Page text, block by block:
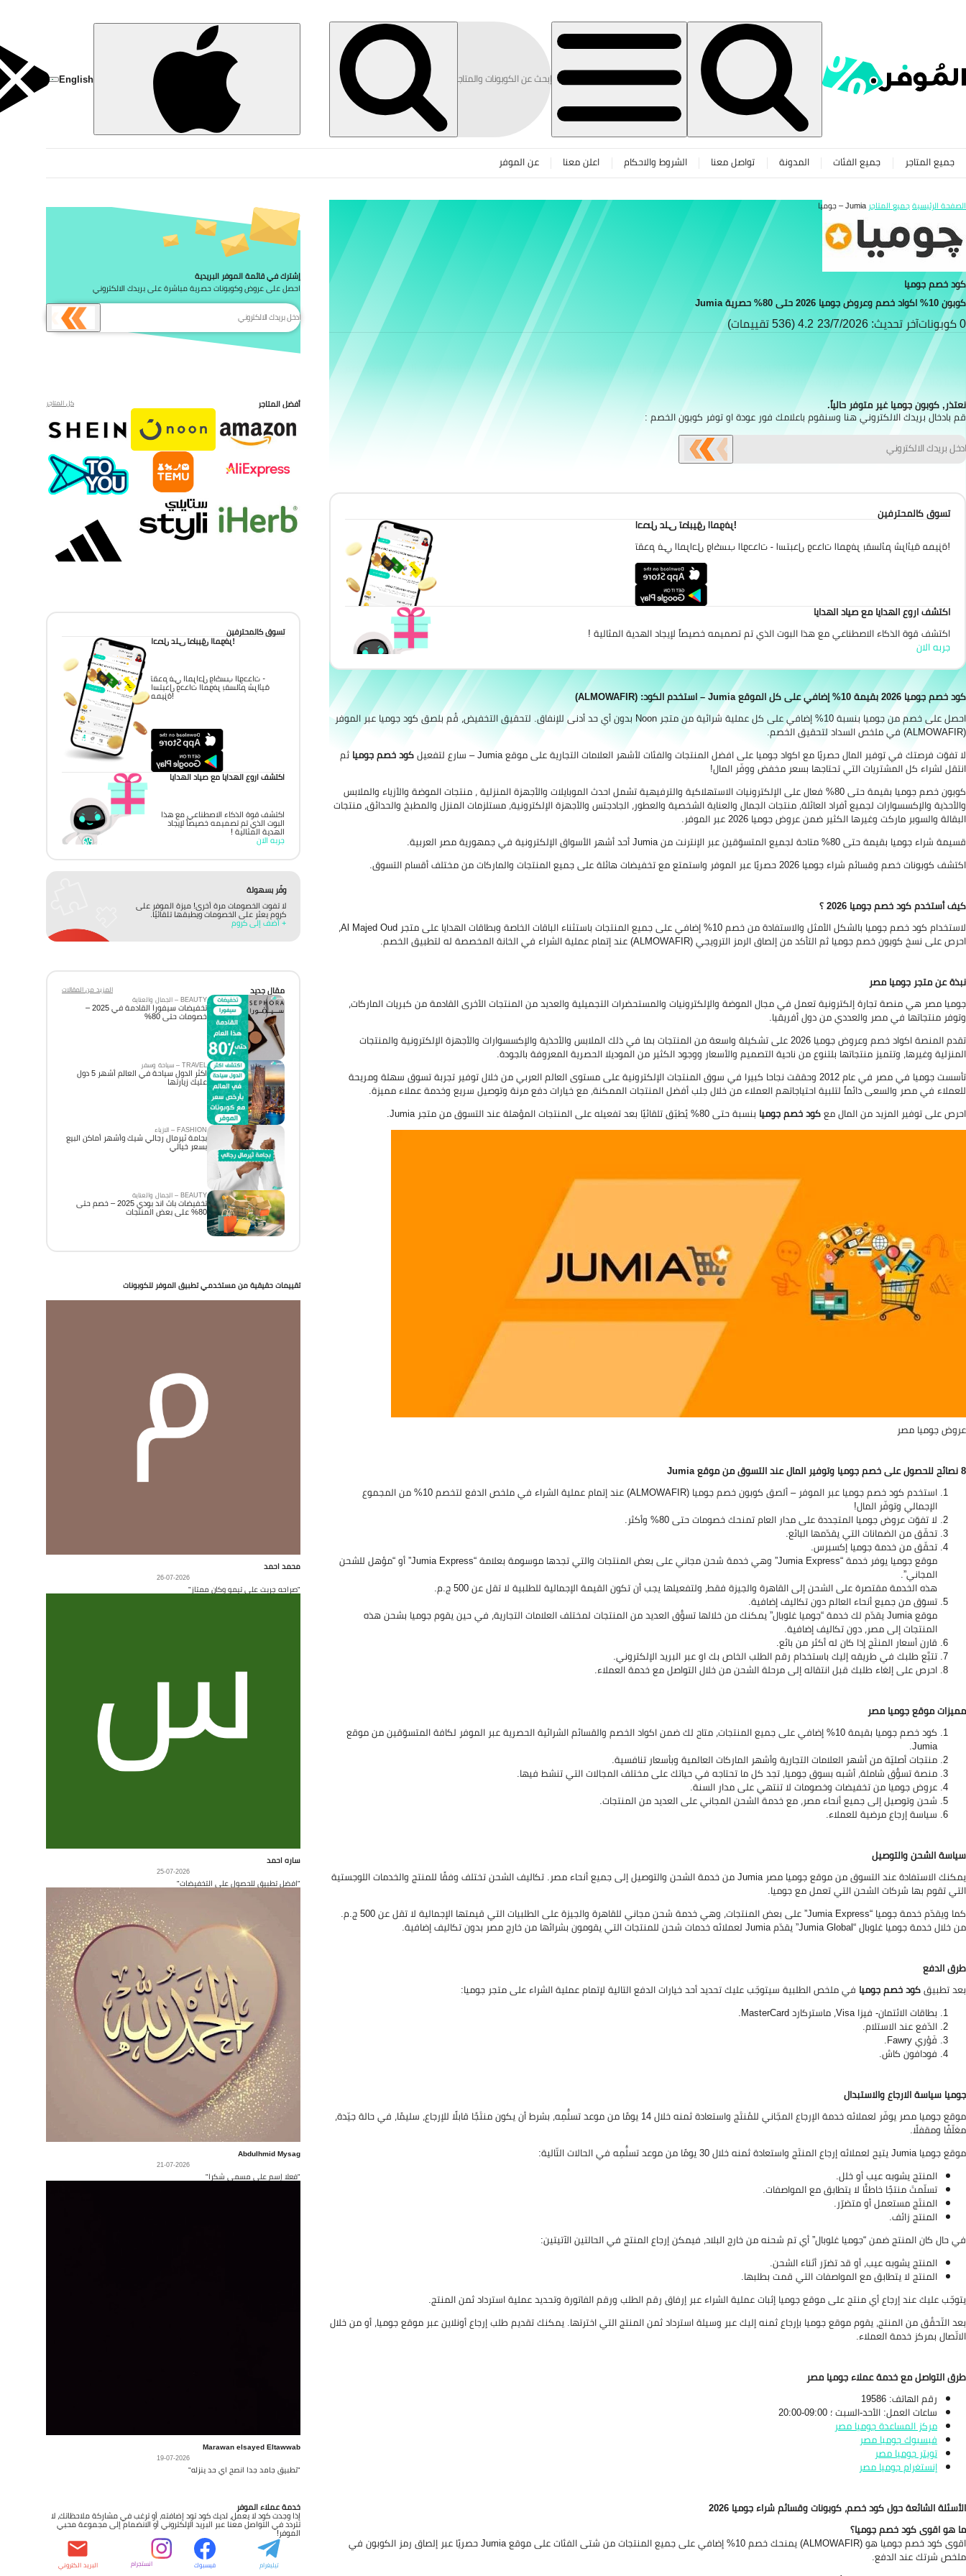
English
جميع المتاجر جميع الفئات المدونة تواصل معنا الشروط والاحكام اعلن معنا عن الموفر
كود خصم جوميا
كوبون 10% اكواد خصم وعروض جوميا 2026 حتى 80% حصرية Jumia
0 كوبونات آخر تحديث: 23/7/2026 4.2 (536 تقييمات)
كود خصم جوميا يتيح لك الاستفادة من خصم 10% إضافي على جميع المنتجات من شتى الفئات على موقع Jumia يشمل المنتجات المخفضة - ألصق كوبون خصم
نعتذر, كوبون جوميا غير متوفر حالياً.
قم بادخال بريدك الالكتروني هنا وسنقوم باعلامك فور عودة او توفر كوبون الخصم :
الصفحة الرئيسيةجميع المتاجر Jumia – جوميا
تسوق كالمحترفين
احصل على تطبيق الموفر!
تقدم في المراحل واكسب الوحدات - استبدل وحدات الموفر بقسائم شرائية مميزة!
اكتشف اروع الهدايا مع صياد الهدايا
اكتشف قوة الذكاء الاصطناعي مع هذا البوت الذي تم تصميمه خصيصاً لإيجاد الهدية المثالية !
جربه الان
كود خصم جوميا 2026 بقيمة 10% إضافي على كل الموقع Jumia – استخدم الكود: (ALMOWAFIR)
احصل على خصم من جوميا بنسبة 10% إضافي على كل عملية شرائية من متجر Noon بدون أي حد أدنى للإنفاق. لتحقيق التخفيض، قُم بلصق كود جوميا عبر الموفر
(ALMOWAFIR) في ملخص السداد لتحقيق الخصم.
لا تفوّت فرصتك في توفير المال حصريًا مع اكواد جوميا على افضل المنتجات والفئات لأشهر العلامات التجارية على موقع Jumia – سارع لتفعيل
كود خصم جوميا ثم
انتقل لشراء كل المشتريات التي تحتاجها بسعر مخفض ووفّر المال!
كوبون خصم جوميا بقيمة حتى 80% فعال على الإلكترونيات الاستهلاكية والترفيهية تشمل احدث الموبايلات والأجهزة المنزلية ، منتجات الموضة والأزياء والملابس
والأحذية والإكسسوارات لجميع أفراد العائلة، منتجات الجمال والعناية الشخصية والعطور، الجادجتس والأجهزة الإلكترونية، مستلزمات المنزل والمطبخ والحدائق، منتجات
البقالة والسوبر ماركت وغيرها الكثير ضمن عروض جوميا 2026 عبر الموفر.
قسيمة شراء جوميا بقيمة حتى 80% متاحة لجميع المتسوّقين عبر الإنترنت من Jumia أحد أشهر الأسواق الإلكترونية في جمهورية مصر العربية.
اكتشف كوبونات خصم وقسائم شراء جوميا 2026 حصريًا عبر الموفر واستمتع مع تخفيضات هائلة على جميع المنتجات والماركات من مختلف أقسام التسوق.
كيف أستخدم كود خصم جوميا 2026 ؟
لاستخدام كود خصم جوميا بالشكل الأمثل والاستفادة من خصم 10% إضافي على جميع المنتجات باستثناء الباقات الخاصة وبطاقات الهدايا على متجر Al Majed Oud،
احرص على نسخ كوبون خصم جوميا ثم التأكد من إلصاق الرمز الترويجي (ALMOWAFIR) عند إتمام عملية الشراء في الخانة المخصصة له لتطبيق الخصم.
نبذة عن متجر جوميا مصر
جوميا مصر هي منصة تجارة إلكترونية تعمل في مجال الموضة والإلكترونيات والمستحضرات التجميلية والعديد من المنتجات الأخرى القادمة من كبريات الماركات،
وتوفر منتجاتها في مصر والعددي من دول أفريقيا.
تقدم المنصة اكواد خصم وعروض جوميا 2026 على تشكيلة واسعة من المنتجات بما في ذلك الملابس والأحذية والإكسسوارات والأجهزة الإلكترونية والمنتجات
المنزلية وغيرها، وتتميز منتجاتها بلتنوع من ناحية التصميم والأسعار ووجود الكثير من الموديلا الحصرية المعروفة بالجودة.
تأسست جوميا في مصر في عام 2012 وحققت نجاحا كبيرا في سوق المنتجات الإلكترونية على مستوى العالم العربي من خلال توفير تجربة تسوق سهلة ومريحة
للعملاء في مصر والسعى دائماً لتلبية احتياجاتهم العملاء من خلال جلب أفضل المنتجات الممكنة، مع خيارات دفع مرنة وتوصيل سريع وخدمة عملاء مميزة.
احرص على توفير المزيد من المال معكود خصم جوميا بنسبة حتى 80% يُطبّق تلقائيًا بعد تفعيله على المنتجات المؤهلة عند التسوق من متجر Jumia.
عروض جوميا مصر
8 نصائح للحصول على خصم جوميا وتوفير المال عند التسوق من موقع Jumia
استخدم كود خصم جوميا عبر الموفر – ألصق كوبون خصم جوميا (ALMOWAFIR) عند إتمام عملية الشراء في ملخص الدفع لتخصم 10% من المجموع
الإجمالي وتوفّر المال!
لا تفوّت عروض جوميا المتجددة على مدار العام تمنحك خصومات حتى 80% وأكثر.
تحقّق من الضمانات التي يقدّمها البائع.
تحقّق من خدمة جوميا إكسبرس.
موقع جوميا يوفر خدمة “Jumia Express” وهي خدمة شحن مجاني على بعض المنتجات والتي تجدها موسومة بعلامة “Jumia Express” أو “مؤهل للشحن
المجاني”.
هذه الخدمة مقتصرة على الشحن إلى القاهرة والجيزة فقط، ولتفعيلها يجب أن تكون القيمة الإجمالية للطلبية لا تقل عن 500 ج.م.
تسوَق من جميع أنحاء العالم دون تكاليف إضافية.
موقع Jumia يقدّم لك خدمة “جوميا غلوبال” يمكنك من خلالها تسوُّق العديد من المنتجات لمختلف العلامات التجارية، في حين يقوم جوميا بشحن هذه
المنتجات إلى مصر، دون تكاليف إضافية.
قارن أسعار المنتَج إذا كان له أكثر من بائع.
تتبَّع طلبك في طريقه إليك باستخدام رقم الطلب الخاص بك او عبر البريد الإلكتروني.
احرص على إلغاء طلبك قبل انتقاله إلى مرحلة الشحن من خلال التواصل مع خدمة العملاء.
مميزات موقع جوميا مصر
كود خصم جوميا بقيمة 10% إضافي على جميع المنتجات، متاح لك ضمن اكواد الخصم والقسائم الشرائية الحصرية عبر الموفر لكافة المتسوّقين من موقع
Jumia.
منتجات أصليّة من أشهر العلامات التجارية وأشهر الماركات العالمية وبأسعار تنافسية.
منصة تسوُّق شاملة، أشبه بسوق جوميا، تجد كل ما تحتاجه في حياتك على مختلف المجالات التي تنشط فيها.
عروض جوميا من تخفيضات وخصومات لا تنتهي على مدار السنة.
شحن وتوصيل إلى جميع أنحاء مصر، مع خدمة الشحن المجاني على العديد من المنتجات.
سياسة إرجاع مرضية للعملاء.
سياسة الشحن والتوصيل
يمكنك الاستفادة عند التسوق من موقع جوميا مصر Jumia من خدمة الشحن والتوصيل إلى جميع أنحاء مصر. تكاليف الشحن تختلف وفقًا للمنتج والخدمات اللوجستية
التي تقوم بها شركات الشحن التي تعمل مع جوميا.
كما ويقدّم خدمة جوميا “Jumia Express” على بعض المنتجات، وهي خدمة شحن مجاني للقاهرة والجيزة على الطلبيات التي قيمتها الإجمالية لا تقل عن 500 ج.م.
من خلال خدمة جوميا غلوبال “Jumia Global” يقدّم Jumia لعملائه خدمات شحن للمنتجات التي يقومون بشرائها من خارج مصر بدون تكاليف إضافية.
طرق الدفع
بعد تطبيقكود خصم جوميا في ملخص الطلبية سيتوجّب عليك تحديد أحد خيارات الدفع التالية لإتمام عملية الشراء على متجر جوميا:
بطاقات الائتمان- فيزا Visa، ماستركارد MasterCard.
الدّفع عند الاستلام.
فَوْري Fawry.
فودافون كاش.
جوميا سياسة الارجاع والاستبدال
موقع جوميا مصر يوفّر لعملائه خدمة الإرجاع المجّاني للمُنتَج واستعادة ثمنه خلال 14 يومًا من موعد تسلُّمِه، بشرط أن يكون منتَجًا قابلًا للإرجاع، سليمًا، في حالة جيّدة،
مغلّفًا ومقفلًا.
موقع جوميا Jumia يتيح لعملائه إرجاع المنتَج واستعادة ثمنه خلال 30 يومًا من موعد تسلُّمِه في الحالات التّالية:
المنتج يشوبه عيب أو خلل.
تسلّمتَ منتجًا خاطئًا لا يتطابق مع المواصفات.
المنتَج مستعمل أو متضرّر.
المنتج زائف.
في حال كان المنتج ضمن “جوميا غلوبال” أي تم شحنه من خارج البلاد، فيمكن إرجاع المنتج في الحالتين الآتيتين:
المنتج يشوبه عيب، أو قد تضرّر أثناء الشحن.
المنتج لا يتطابق مع المواصفات التي قمت بطلبها.
يتوجّب عليك عند إرجاع أي منتج على موقع جوميا إثبات عملية الشراء عبر إرفاق رقم الطلب ورقم الفاتورة وتحديد عملية استرداد ثمن المنتج.
بعد التّحقُق من المنتج، يقوم موقع جوميا بإرجاع ثمنه إليك عبر وسيلة استرداد ثمن المنتج التي اخترتها. يمكنك تقديم طلب إرجاع أونلاين عبر موقع جوميا، أو من خلال
الاتّصال بمركز خدمة العملاء.
طرق التواصل مع خدمة عملاء جوميا مصر
رقم الهاتف: 19586
ساعات العمل: الأحد-السبت ؛ 09:00-20:00
مركز المساعدة جوميا مصر
فيسبوك جوميا مصر
تويتر جوميا مصر
إنستغرام جوميا مصر
الأسئلة الشائعة حول كود خصم، كوبونات وقسائم شراء جوميا 2026
ما هو اقوى كود خصم جوميا؟
اقوى كود خصم جوميا هو (ALMOWAFIR) يمنحك خصم 10% إضافي على جميع المنتجات من شتى الفئات على موقع Jumia حصريًا عبر إلصاق رمز الكوبون في
ملخص شرتك عند الدفع.
إشترك في قائمة الموفر البريدية
احصل على عروض وكوبونات حصرية مباشرة على بريدك الالكتروني
أفضل المتاجر كل المتاجر
تسوق كالمحترفين
احصل على تطبيق الموفر!
تقدم في المراحل واكسب الوحدات -
استبدل وحدات الموفر بقسائم شرائية
مميزة!
اكتشف اروع الهدايا مع صياد الهدايا
اكتشف قوة الذكاء الاصطناعي مع هذا
البوت الذي تم تصميمه خصيصاً لإيجاد
الهدية المثالية !
جربه الان
وفّر بسهولة
لا تفوت الخصومات مرة أخرى! ميزة الموفر على
كروم يعثر على الخصومات ويطبقها تلقائيًا.
+ أضف إلى كروم
مقال جديد
المزيد من المقالات
BEAUTY – الجمال والعناية
تخفيضات سيفورا القادمة في 2025 –
خصومات حتى 80%
TRAVEL – سياحة وسفر
اكثر الدول سياحة في العالم أشهر 5 دول
عليك زيارتها
FASHION – الازياء
بجامة ثيرمال رجالي شيك وأشهر أماكن البيع
بسعر خيالي
BEAUTY – الجمال والعناية
تخفيضات باث اند بودي 2025 – خصم حتى
80% على بعض المنتجات
تقييمات حقيقية من مستخدمي تطبيق الموفر للكوبونات
محمد احمد
26-07-2026
"صراحه جربت على تيمو وكان ممتاز"
ساره احمد
25-07-2026
"افضل تطبيق للحصول على التخفيضات"
Abdulhmid Mysag
21-07-2026
"فعلا إسم على مسمى شكرا"
Marawan elsayed Eltawwab
19-07-2026
"تطبيق جامد جدا انصح اي حد ينزله"
خدمة عملاء الموفر
إذا وجدت كود لا يعمل، لديك كود تود إضافته، أو ترغب في مشاركة ملاحظاتك، لا
تتردد في التواصل معنا عبر البريد الإلكتروني أو الانضمام إلى مجموعة محبي
الموفر!
تيليغرام فيسبوك انستجرام البريد الكتروني